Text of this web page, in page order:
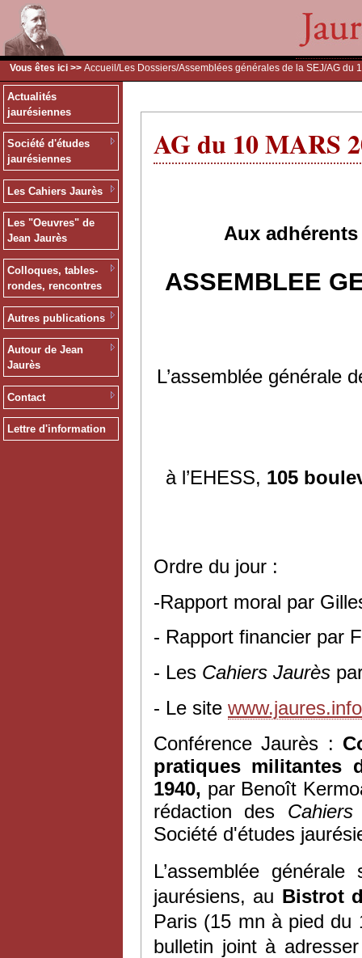
Vous êtes ici >> Accueil /Les Dossiers/Assemblées générales de la SEJ/AG du
Actualités
jaurésiennes
Société d'études
jaurésiennes
Les Cahiers Jaurès
Les "Oeuvres" de
Jean Jaurès
Colloques, tables-
rondes, rencontres
Autres publications
Autour de Jean
Jaurès
Contact
Lettre d'information
AG du 10 MARS
Aux
ASSEMBLEE
L’assemblée générale
à l’EHESS, 105
Ordre du jour :
-Rapport moral par
- Rapport financier par
- Les Cahiers Jaurès
- Le site www.jaures.info
Conférence Jaurès :
pratiques militantes
1940, par Benoît
rédaction des
Société d'études
L’assemblée
jaurésiens, au Bistrot
Paris (15 mn à pied
bulletin joint à